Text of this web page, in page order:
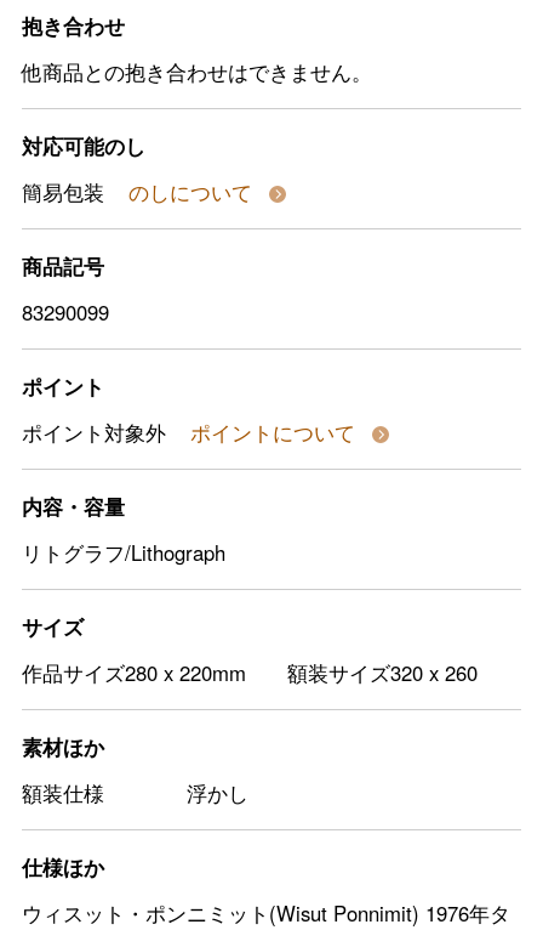
抱き合わせ
他商品との抱き合わせはできません。
対応可能のし
簡易包装
のしについて
商品記号
83290099
ポイント
ポイント対象外
ポイントについて
内容・容量
リトグラフ/Lithograph
サイズ
作品サイズ280 x 220mm 額装サイズ320 x 260
素材ほか
額装仕様 浮かし
仕様ほか
ウィスット・ポンニミット(Wisut Ponnimit) 1976年タ